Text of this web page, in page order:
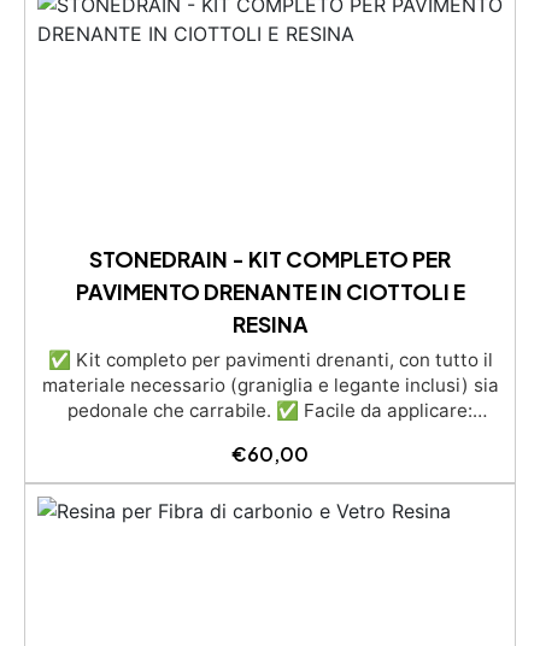
raggi UV, duraturo e con finitura lucida o satinata. ✅
Personalizzabile: Disponibile in kit per metrature da
STONEDRAIN - KIT COMPLETO PER
PAVIMENTO DRENANTE IN CIOTTOLI E
RESINA
✅ Kit completo per pavimenti drenanti, con tutto il
materiale necessario (graniglia e legante inclusi) sia
pedonale che carrabile. ✅ Facile da applicare:
bisogno di esperienza, con assistenza
video/telefonica gratuita ✅ Economico e Veloce:
rinnova le superfici con una spesa minima, evitando
€60,00